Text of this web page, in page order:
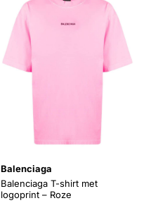
Balenciaga
Balenciaga T-shirt met
logoprint – Roze